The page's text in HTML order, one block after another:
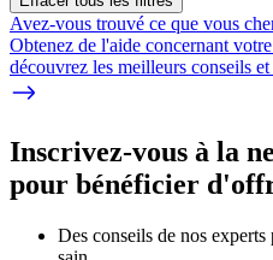
Avez-vous trouvé ce que vous
Obtenez de l'aide concernant
découvrez les meilleurs conseils
Inscrivez-vous à la
pour bénéficier
Des conseils de nos